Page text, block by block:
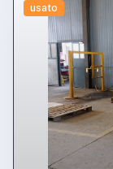
usato